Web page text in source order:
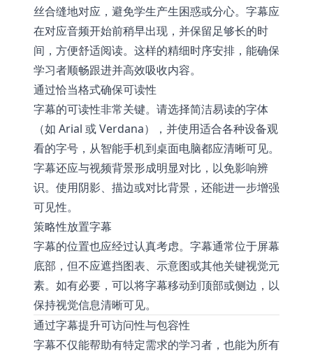
丝合缝地对应，避免学生产生困惑或分心。字幕应
在对应音频开始前稍早出现，并保留足够长的时
间，方便舒适阅读。这样的精细时序安排，能确保
学习者顺畅跟进并高效吸收内容。
通过恰当格式确保可读性
字幕的可读性非常关键。请选择简洁易读的字体
（如 Arial 或 Verdana），并使用适合各种设备观
看的字号，从智能手机到桌面电脑都应清晰可见。
字幕还应与视频背景形成明显对比，以免影响辨
识。使用阴影、描边或对比背景，还能进一步增强
可见性。
策略性放置字幕
字幕的位置也应经过认真考虑。字幕通常位于屏幕
底部，但不应遮挡图表、示意图或其他关键视觉元
素。如有必要，可以将字幕移动到顶部或侧边，以
保持视觉信息清晰可见。
通过字幕提升可访问性与包容性
字幕不仅能帮助有特定需求的学习者，也能为所有